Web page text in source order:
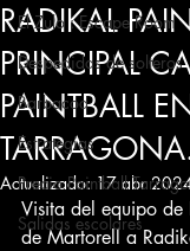
El Zulo : Escape Room
Despedidas de solteros
Barbacoa
Estrategias
Precio Paintball
Salidas escolares
RADIKAL
PRINCIPAL
PAINTBALL
Actualizado:17 abr
Visita del equipo
de Martorell a